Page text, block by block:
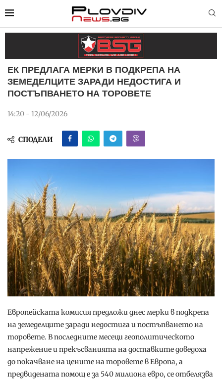
ЕК ПРЕДЛАГА МЕРКИ В ПОДКРЕПА НА
ЗЕМЕДЕЛЦИТЕ ЗАРАДИ НЕДОСТИГА И
ПОСТЪПВАНЕТО НА ТОРОВЕТЕ
14:20 - 12/06/2026
СПОДЕЛИ
Европейската комисия предложи днес мерки в подкрепа
на земеделците заради недостига и постъпването на
торовете. В последните месеци геополитическото
напрежение и прекъсванията на доставките доведоха
до покачване на цените на торовете в Европа, а
предвидената помощ е за 540 милиона евро, се отбелязва